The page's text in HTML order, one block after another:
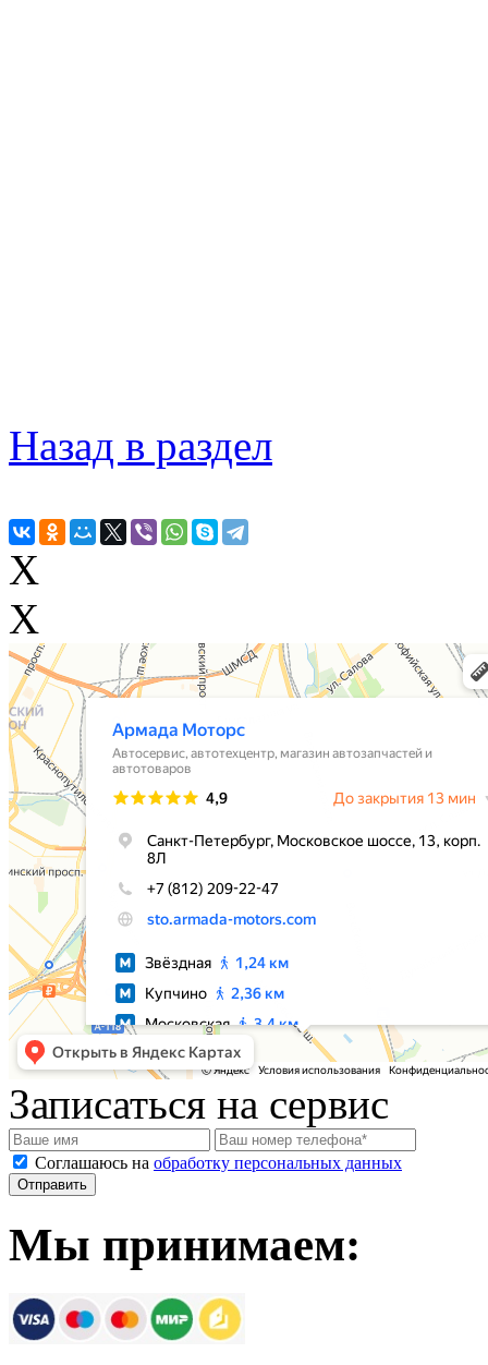
Назад в раздел
X
X
Записаться на сервис
Соглашаюсь на обработку персональных данных
Мы принимаем: